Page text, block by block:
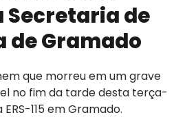
Secretaria de
Gramado
que morreu em um grave
no fim da tarde desta terça-
115 em Gramado.